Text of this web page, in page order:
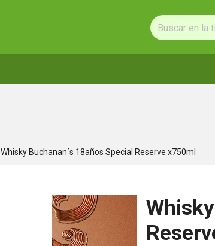
Whisky Buchanan´s 18años Special Reserve x750ml